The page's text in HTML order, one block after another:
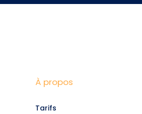
À propos
Tarifs